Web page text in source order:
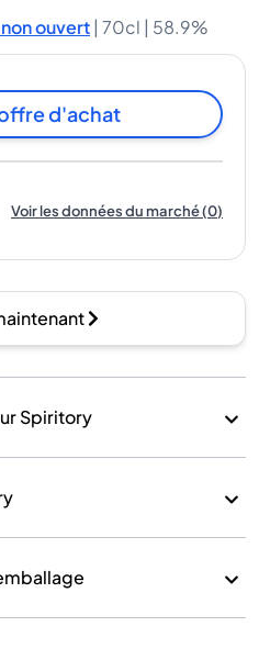
ouvert | 70cl | 58.9%
d'achat
Voir les données du marché(0)
Spiritory